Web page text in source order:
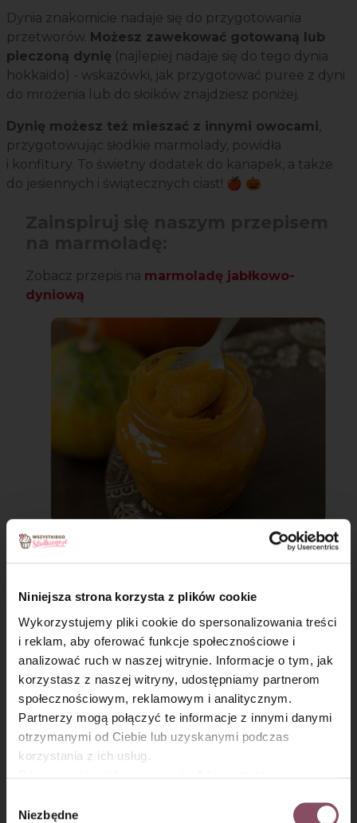
Niniejsza strona korzysta z plików cookie
Wykorzystujemy pliki cookie do spersonalizowania treści
i reklam, aby oferować funkcje społecznościowe i
analizować ruch w naszej witrynie. Informacje o tym, jak
korzystasz z naszej witryny, udostępniamy partnerom
społecznościowym, reklamowym i analitycznym.
Partnerzy mogą połączyć te informacje z innymi danymi
otrzymanymi od Ciebie lub uzyskanymi podczas
korzystania z ich usług.
Gdańsk (80-339) adres: Dickmana 14/15 więcej
zgody
Niezbędne
Dynia znakomicie nadaje się do przygotowania
przetworów. Możesz zawekować gotowaną lub
pieczoną dynię (najlepiej nadaje się do tego dynia
hokkaido) - wskazówki, jak przygotować puree z dyni
do mrożenia lub do słoików znajdziesz poniżej.
Dynię możesz też mieszać z innymi owocami,
przygotowując słodkie marmolady, powidła
i konfitury. To świetny dodatek do kanapek, a także
do jesiennych i świątecznych ciast! 🍎 🎃
Zobacz przepis na marmoladę jabłkowo-
dyniową
6. Tiramisu dyniowe
Dyniowe tiramisu do jesienna odmiana klasycznego
włoskiego deseru. Krem z dyni z delikatną
pomarańczowo-cynamonową nutą idealnie łączy
się z biszkoptami i kawą. Spróbuj koniecznie!
Przepis na tiramisu z dynią:
×